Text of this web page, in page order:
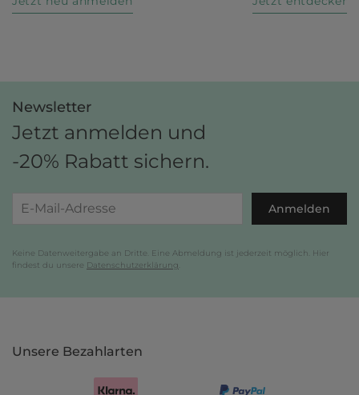
Newsletter
Jetzt anmelden und
-20% Rabatt sichern.
Anmelden
Keine Datenweitergabe an Dritte. Eine Abmeldung ist jederzeit möglich. Hier
findest du unsere Datenschutzerklärung
Unsere Bezahlarten